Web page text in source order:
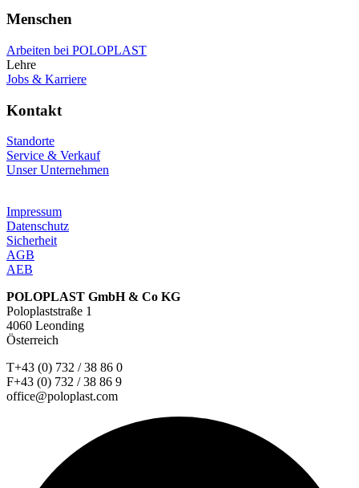
Menschen
Arbeiten bei POLOPLAST
Lehre
Jobs & Karriere
Kontakt
Standorte
Service & Verkauf
Unser Unternehmen
Impressum
Datenschutz
Sicherheit
AGB
AEB
POLOPLAST GmbH & Co KG
Poloplaststraße 1
4060 Leonding
Österreich
T+43 (0) 732 / 38 86 0
F+43 (0) 732 / 38 86 9
office@poloplast.com